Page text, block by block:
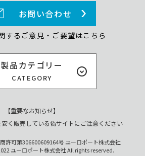
製品カテゴリー
CATEGORY
お問い合わせ
するご意見・ご要望はこちら
【重要なお知らせ】
く販売している偽サイトにご注意ください
許可第306600609164号 ユーロポート株式会社
ユーロポート株式会社 All rights reserved.